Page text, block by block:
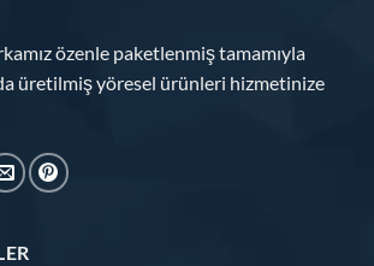
özenle paketlenmiş tamamıyla
üretilmiş yöresel ürünleri hizmetinize